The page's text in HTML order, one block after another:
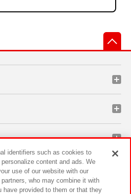
identifiers such as cookies to
content and ads. We
use of our website with our
who may combine it with
have provided to them or that they